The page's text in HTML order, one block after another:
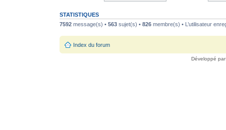
STATISTIQUES
7592 message(s) • 563 sujet(s) • 826 membre(s) • L’utilisateur
Index du forum
Développé